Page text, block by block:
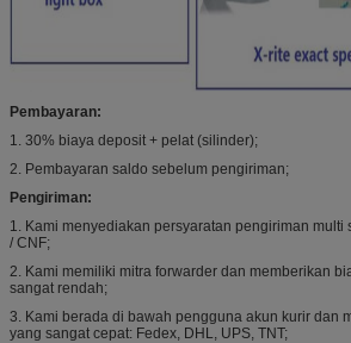
Pembayaran:
1. 30% biaya deposit + pelat (silinder);
2. Pembayaran saldo sebelum pengiriman;
Pengiriman:
1. Kami menyediakan persyaratan pengiriman multi
/ CNF;
2. Kami memiliki mitra forwarder dan memberikan
sangat rendah;
3. Kami berada di bawah pengguna akun kurir dan
yang sangat cepat: Fedex, DHL, UPS, TNT;